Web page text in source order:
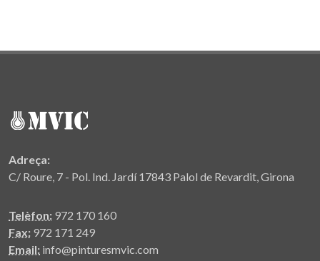
Adreça:
C/ Roure, 7 - Pol. Ind. Jardí 17843 Palol de Revardit, Girona
Telèfon: 972 170 160
Fax: 972 171 249
Email: info@pinturesmvic.com